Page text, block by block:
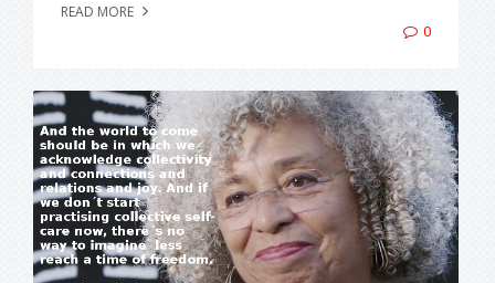
READ MORE
0